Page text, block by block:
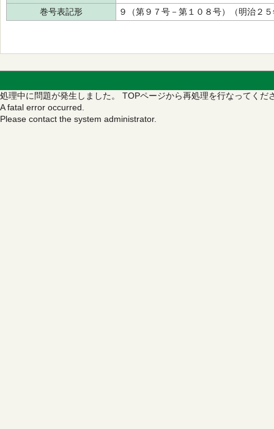
巻号表記形
９（第９７号－第１０８号）（明治２
処理中に問題が発生しました。 TOPページから再処理を行なってくだ
A fatal error occurred.
Please contact the system administrator.